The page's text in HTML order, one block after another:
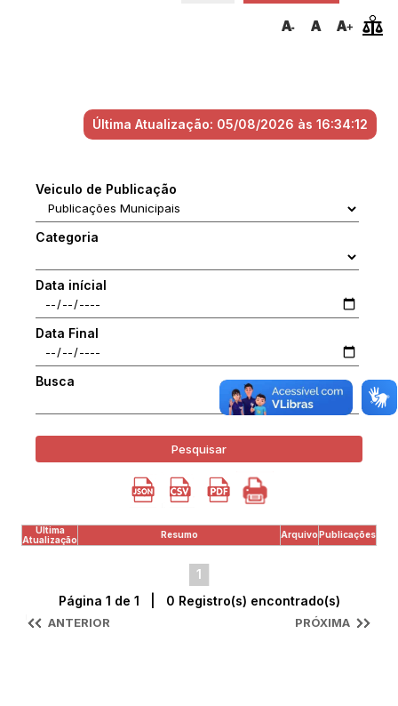
Última Atualização: 05/08/2026 às 16:34:12
Veiculo de Publicação
Categoria
Data inícial
Data Final
Busca
Pesquisar
Última
Atualização
Resumo ArquivoPublicações
1
ANTERIOR
Página 1 de 1 | 0 Registro(s) encontrado(s)
PRÓXIMA